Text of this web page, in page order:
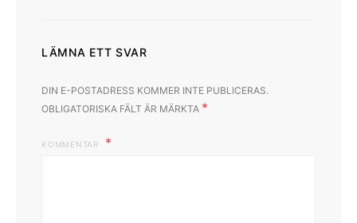
LÄMNA ETT SVAR
DIN E-POSTADRESS KOMMER INTE PUBLICERAS.
OBLIGATORISKA FÄLT ÄR MÄRKTA *
KOMMENTAR